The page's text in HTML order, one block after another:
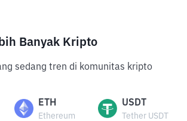
Banyak Kripto
sedang tren di komunitas kripto
ETH
Ethereum
USDT
Tether USDT